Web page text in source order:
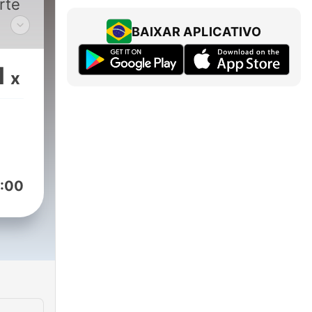
x
BAIXAR APLICATIVO